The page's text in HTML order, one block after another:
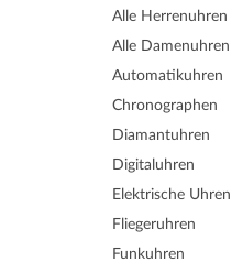
Alle Damenuhren
Alle Herrenuhren
Automatikuhren
Chronographen
Diamantuhren
Digitaluhren
Elektrische Uhren
Fliegeruhren
Funkuhren